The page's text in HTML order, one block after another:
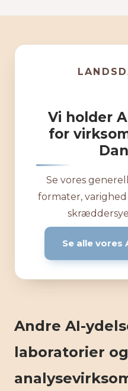
Vi holder
for
Se vores
formater,
Se alle
Andre AI-
laboratorier og